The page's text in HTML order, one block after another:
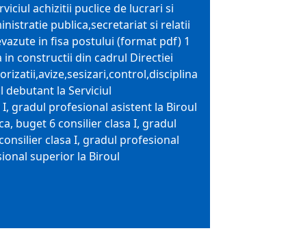
achizitii puclice de lucrari si
publica,secretariat si relatii
in fisa postului (format pdf) 1
constructii din cadrul Directiei
la Serviciul
gradul profesional asistent la Biroul
buget 6 consilier clasa I, gradul
clasa I, gradul profesional
superior la Biroul